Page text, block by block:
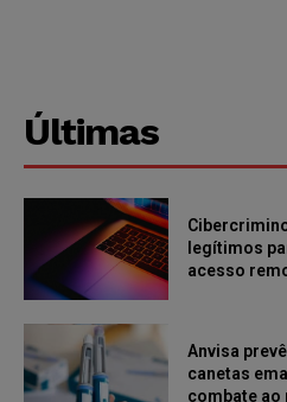
Últimas
legítimos
acesso
Anvisa
canetas
combate ao